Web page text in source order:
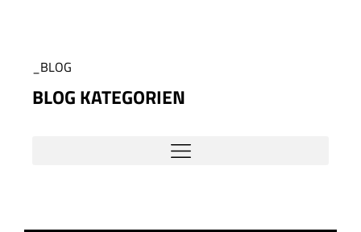
_BLOG
BLOG KATEGORIEN